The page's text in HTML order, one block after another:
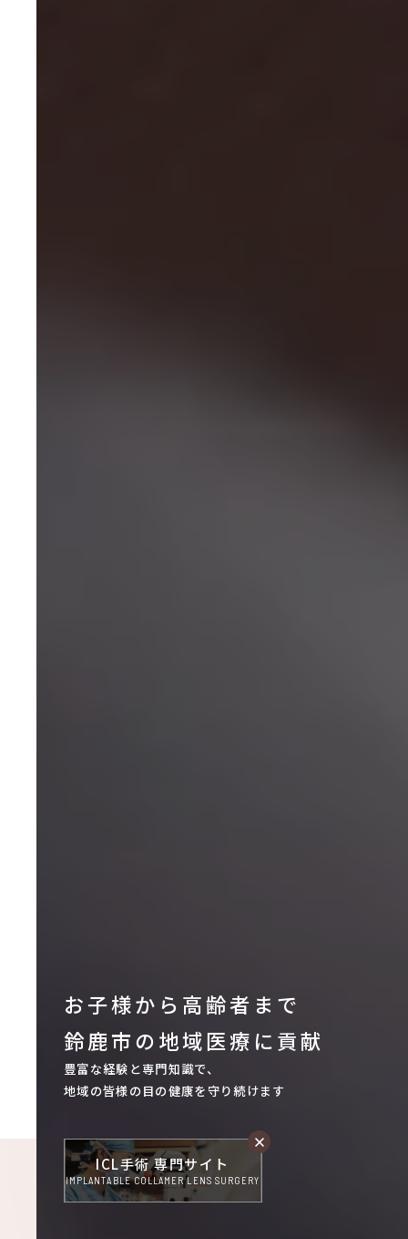
お子様から高齢者まで
鈴鹿市の地域医療に貢献
豊富な経験と専門知識で、
地域の皆様の目の健康を守り続けます
ICL手術 専門サイト
IMPLANTABLE COLLAMER LENS SURGERY